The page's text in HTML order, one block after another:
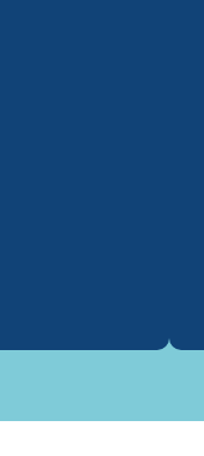
wir die
der
und die
sichern wir
fördern die